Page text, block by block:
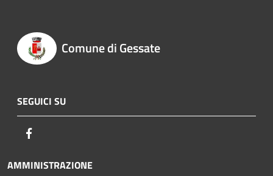
Comune di Gessate
SEGUICI SU
AMMINISTRAZIONE